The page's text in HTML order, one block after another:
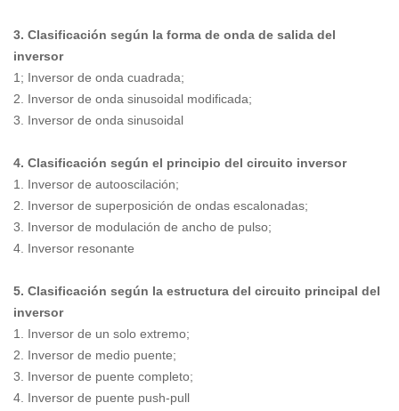
3. Clasificación según la forma de onda de salida del
inversor
1; Inversor de onda cuadrada;
2. Inversor de onda sinusoidal modificada;
3. Inversor de onda sinusoidal
4. Clasificación según el principio del circuito inversor
1. Inversor de autooscilación;
2. Inversor de superposición de ondas escalonadas;
3. Inversor de modulación de ancho de pulso;
4. Inversor resonante
5. Clasificación según la estructura del circuito principal del
inversor
1. Inversor de un solo extremo;
2. Inversor de medio puente;
3. Inversor de puente completo;
4. Inversor de puente push-pull